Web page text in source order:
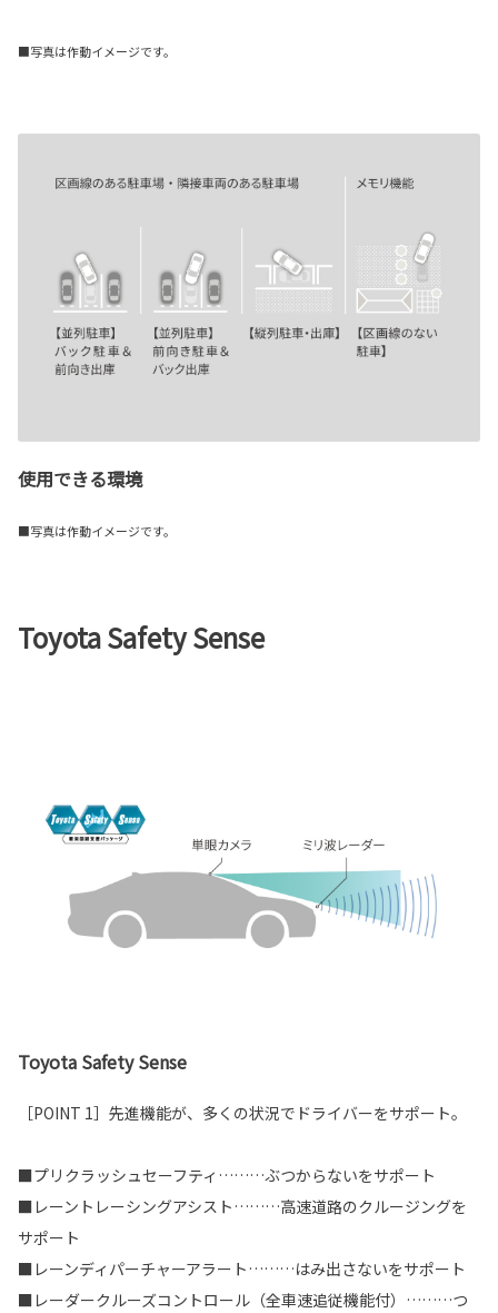
■写真は作動イメージです。
使用できる環境
■写真は作動イメージです。
Toyota Safety Sense
Toyota Safety Sense
［POINT 1］先進機能が、多くの状況でドライバーをサポート。
■プリクラッシュセーフティ………ぶつからないをサポート
■レーントレーシングアシスト………高速道路のクルージングを
サポート
■レーンディパーチャーアラート………はみ出さないをサポート
■レーダークルーズコントロール（全車速追従機能付）………つ